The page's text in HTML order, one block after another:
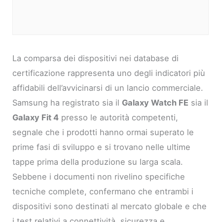
La comparsa dei dispositivi nei database di
certificazione rappresenta uno degli indicatori più
affidabili dell’avvicinarsi di un lancio commerciale.
Samsung ha registrato sia il Galaxy Watch FE sia il
Galaxy Fit 4 presso le autorità competenti,
segnale che i prodotti hanno ormai superato le
prime fasi di sviluppo e si trovano nelle ultime
tappe prima della produzione su larga scala.
Sebbene i documenti non rivelino specifiche
tecniche complete, confermano che entrambi i
dispositivi sono destinati al mercato globale e che